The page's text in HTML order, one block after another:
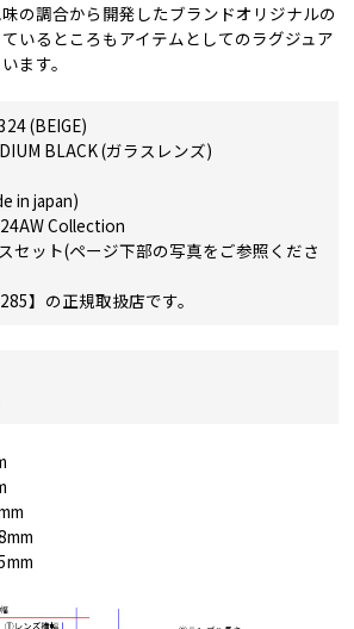
の調合から開発したブランドオリジナルの
いるところもアイテムとしてのラグジュア
ます。
(BEIGE)
BLACK (ガラスレンズ)
in japan)
Collection
セット(ページ下部の写真をご参照くださ
】の正規取扱店です。